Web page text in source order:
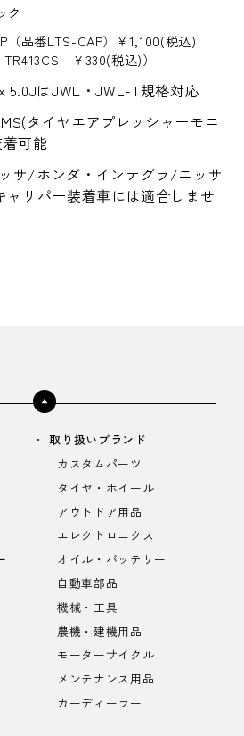
ク
（品番LTS-CAP）￥1,100(税込)
￥330(税込)）
5.0JはJWL・JWL-T規格対応
タイヤエアプレッシャーモニ
可能
サ/ホンダ・インテグラ/ニッサ
ャリパー装着車には適合しませ
取り扱いブランド
カスタムパーツ
タイヤ・ホイール
アウトドア用品
エレクトロニクス
オイル・バッテリー
自動車部品
機械・工具
農機・建機用品
モーターサイクル
メンテナンス用品
カーディーラー